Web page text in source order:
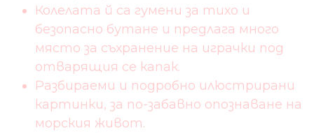
Колелата й са гумени за тихо и
безопасно бутане и предлага много
място за съхранение на играчки под
отварящия се капак.
Разбираеми и подробно илюстрирани
картинки, за по-забавно опознаване на
морския живот.